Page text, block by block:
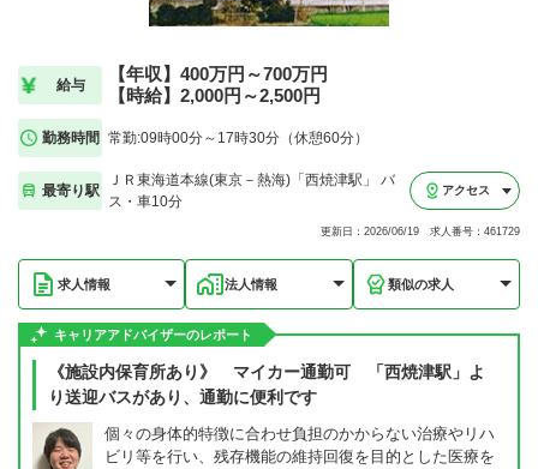
給与
【年収】400万円～700万円
【時給】2,000円～2,500円
勤務時間 常勤:09時00分～17時30分（休憩60分）
最寄り駅
ＪＲ東海道本線(東京－熱海)「西焼津駅」 バ
ス・車10分
アクセス
更新日：2026/06/19 求人番号：461729
求人情報 法人情報 類似の求人
キャリアアドバイザーのレポート
《施設内保育所あり》 マイカー通勤可 「西焼津駅」よ
り送迎バスがあり、通勤に便利です
個々の身体的特徴に合わせ負担のかからない治療やリハ
ビリ等を行い、残存機能の維持回復を目的とした医療を